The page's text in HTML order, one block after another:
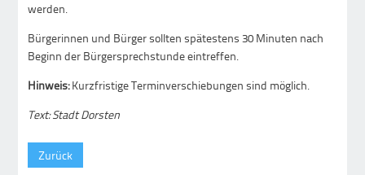
werden.
Bürgerinnen und Bürger sollten spätestens 30 Minuten nach
Beginn der Bürgersprechstunde eintreffen.
Hinweis:Kurzfristige Terminverschiebungen sind möglich.
Text: Stadt Dorsten
Zurück